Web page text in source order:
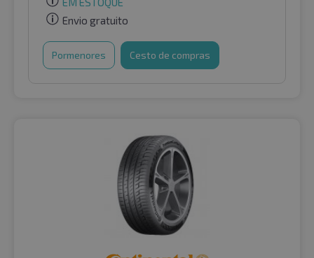
Envio gratuito
Pormenores Cesto de compras